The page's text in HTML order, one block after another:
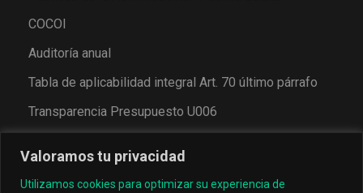
Valoramos tu privacidad
Utilizamos cookies para optimizar su experiencia de
COCOI
Auditoría anual
Tabla de aplicabilidad integral Art. 70 último párrafo
Transparencia Presupuesto U006